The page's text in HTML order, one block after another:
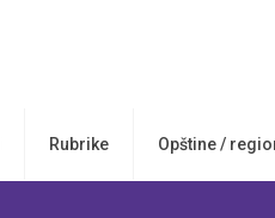
Rubrike Opštine /